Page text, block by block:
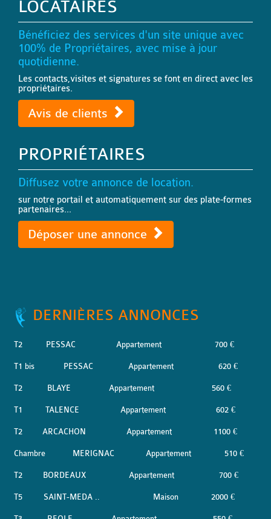
LOCATAIRES
Bénéficiez des services d'un site unique avec
100% de Propriétaires, avec mise à jour
quotidienne.
Les contacts,visites et signatures se font en direct avec les
propriétaires.
Avis de clients
PROPRIÉTAIRES
Diffusez votre annonce de location.
sur notre portail et automatiquement sur des plate-formes
partenaires...
Déposer une annonce
DERNIÈRES ANNONCES
T2 PESSAC Appartement 700 €
T1 bis PESSAC Appartement 620 €
T2 BLAYE Appartement 560 €
T1 TALENCE Appartement 602 €
T2 ARCACHON Appartement 1100 €
Chambre MERIGNAC Appartement 510 €
T2 BORDEAUX Appartement 700 €
T5 SAINT-MEDA .. Maison 2000 €